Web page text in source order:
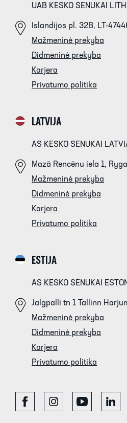
UAB KESKO SENUKAI
Islandijos pl. 32B, LT-
Mažmeninė prekyba
Didmeninė prekyba
Karjera
Privatumo politika
LATVIJA
AS KESKO SENUKAI
Mazā Rencēnu iela 1,
Mažmeninė prekyba
Didmeninė prekyba
Karjera
Privatumo politika
ESTIJA
AS KESKO SENUKAI
Jalgpalli tn 1 Tallinn
Mažmeninė prekyba
Didmeninė prekyba
Karjera
Privatumo politika